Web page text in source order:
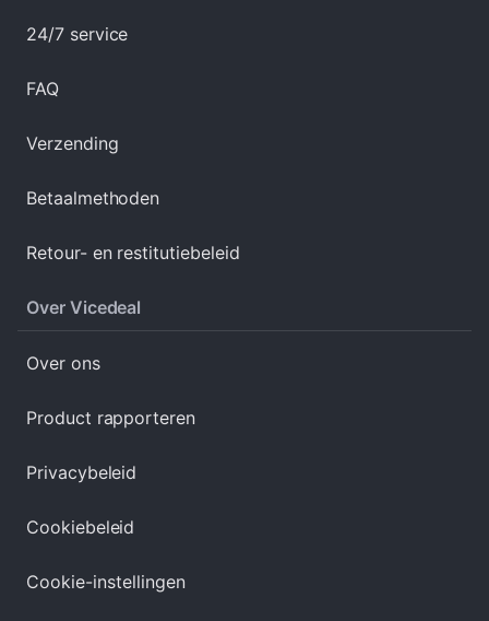
24/7 service
FAQ
Verzending
Betaalmethoden
Retour- en restitutiebeleid
Over Vicedeal
Over ons
Product rapporteren
Privacybeleid
Cookiebeleid
Cookie-instellingen